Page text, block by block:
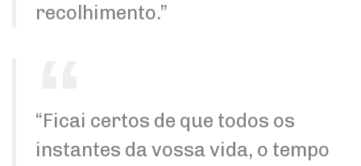
recolhimento.”
“Ficai certos de que todos os
instantes da vossa vida, o tempo